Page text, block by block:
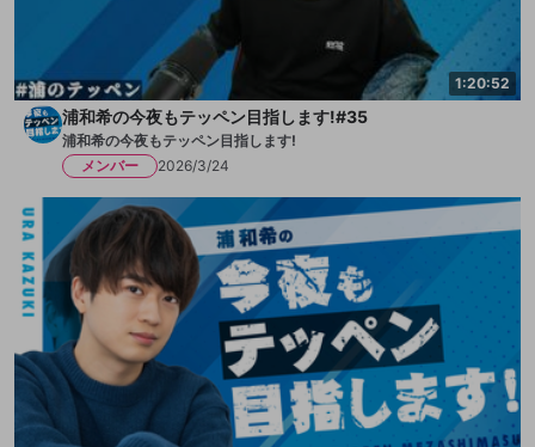
1:20:52
浦和希の今夜もテッペン目指します!#35
浦和希の今夜もテッペン目指します!
メンバー
2026/3/24